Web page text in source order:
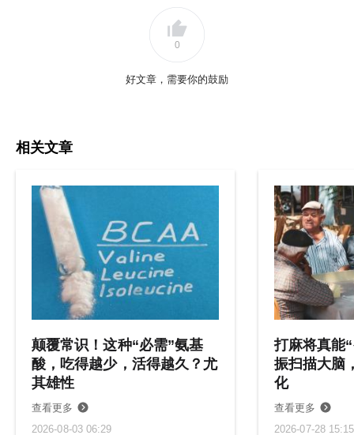
0
好文章，需要你的鼓励
相关文章
颠覆常识！这种“必需”氨基
酸，吃得越少，活得越久？尤
其雄性
查看更多
2026-08-03 06:29
打麻将真能
振扫描大脑
化
查看更多
2026-07-28 15:15